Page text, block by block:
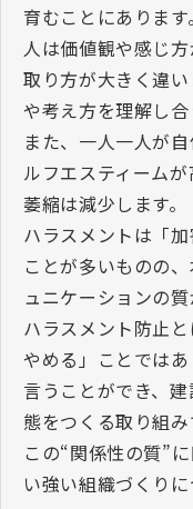
育むことにあります。
人は価値観や感じ
取り方が大きく違
や考え方を理解し合
また、一人一人が
ルフエスティーム
萎縮は減少します。
ハラスメントは「
ことが多いものの
ュニケーションの
ハラスメント防止
やめる」ことでは
言うことができ、
態をつくる取り組み
この“関係性の質”
い強い組織づくりに